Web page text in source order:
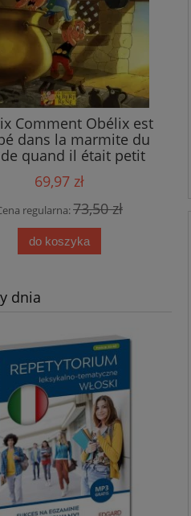
Comment Obélix est
dans la marmite du
quand il était petit
69,97 zł
regularna:73,50 zł
do koszyka
dnia